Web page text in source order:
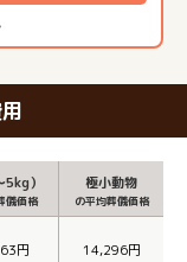
5kg）
儀価格
極小動物
の平均葬儀価格
円 14,296円